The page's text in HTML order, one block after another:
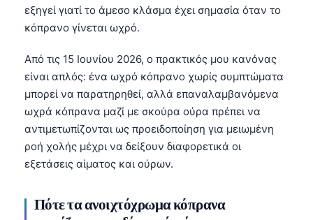
εξηγεί γιατί το άμεσο κλάσμα έχει σημασία όταν το
κόπρανο γίνεται ωχρό.
Από τις 15 Ιουνίου 2026, ο πρακτικός μου κανόνας
είναι απλός: ένα ωχρό κόπρανο χωρίς συμπτώματα
μπορεί να παρατηρηθεί, αλλά επαναλαμβανόμενα
ωχρά κόπρανα μαζί με σκούρα ούρα πρέπει να
αντιμετωπίζονται ως προειδοποίηση για μειωμένη
ροή χολής μέχρι να δείξουν διαφορετικά οι
εξετάσεις αίματος και ούρων.
Πότε τα ανοιχτόχρωμα κόπρανα